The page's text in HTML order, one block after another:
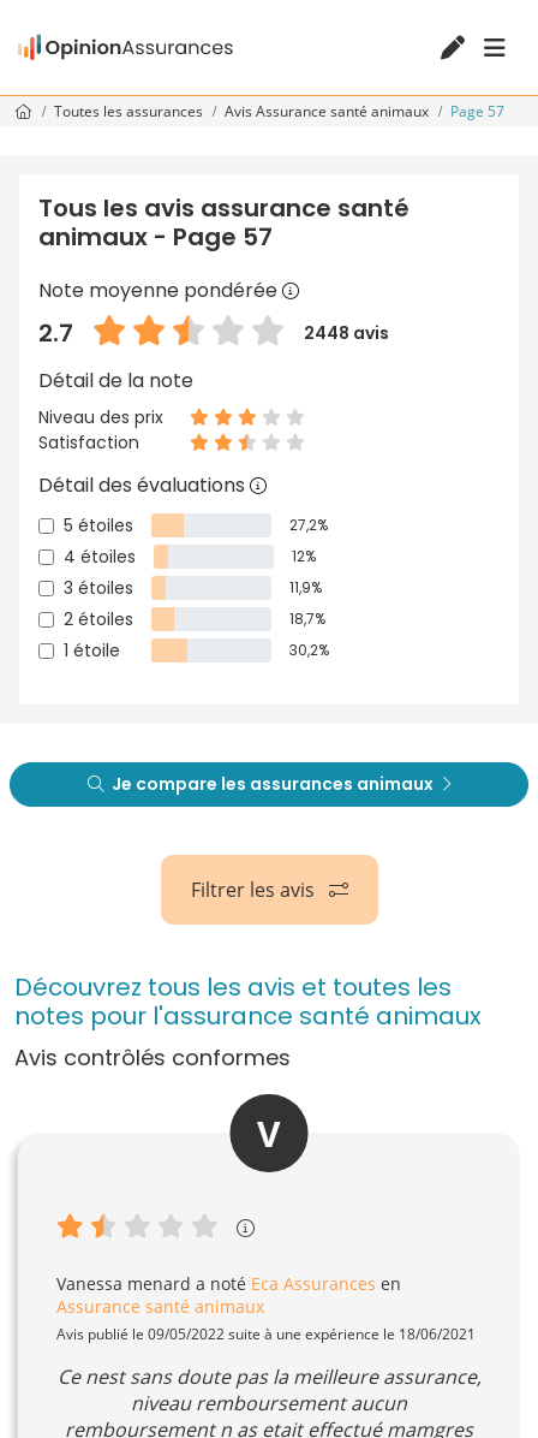
Toutes les assurances Avis Assurance santé animaux Page 57
Tous les avis assurance santé
animaux - Page 57
Note moyenne pondérée
2.7 2448 avis
Détail de la note
Niveau des prix
Satisfaction
Détail des évaluations
5 étoiles 27,2%
4 étoiles 12%
3 étoiles 11,9%
2 étoiles 18,7%
1 étoile 30,2%
Je compare les assurances animaux
Filtrer les avis
Découvrez tous les avis et toutes les
notes pour l'assurance santé animaux
Avis contrôlés conformes
V
Vanessa menard a noté Eca Assurances en
Assurance santé animaux
Avis publié le 09/05/2022 suite à une expérience le 18/06/2021
Ce nest sans doute pas la meilleure assurance,
niveau remboursement aucun
remboursement n as etait effectué mamgres